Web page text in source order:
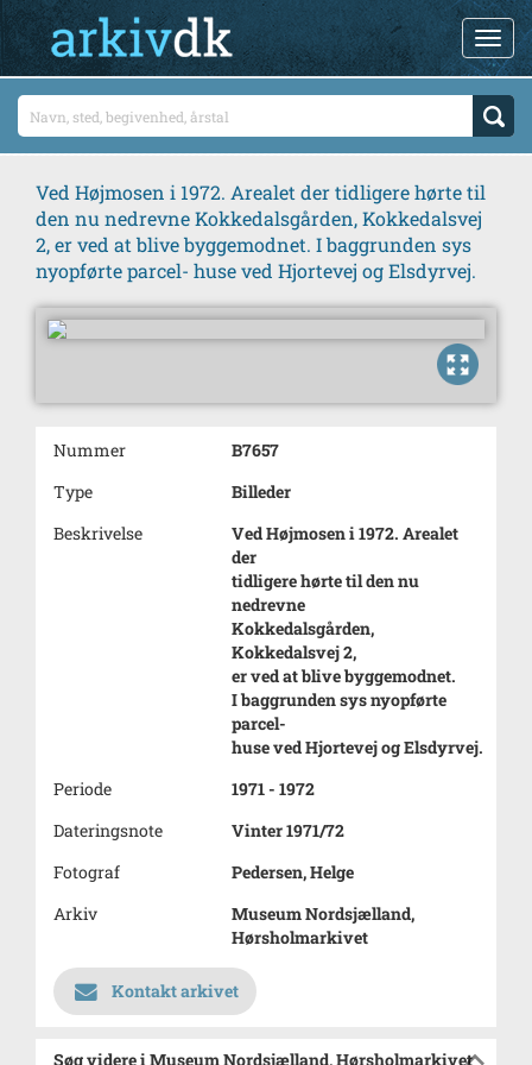
Ved Højmosen i 1972. Arealet der tidligere hørte til
den nu nedrevne Kokkedalsgården, Kokkedalsvej
2, er ved at blive byggemodnet. I baggrunden sys
nyopførte parcel- huse ved Hjortevej og Elsdyrvej.
Nummer
B7657
Type
Billeder
Beskrivelse
Ved Højmosen i 1972. Arealet
der
tidligere hørte til den nu
nedrevne
Kokkedalsgården,
Kokkedalsvej 2,
er ved at blive byggemodnet.
I baggrunden sys nyopførte
parcel-
huse ved Hjortevej og Elsdyrvej.
Periode
1971 - 1972
Dateringsnote
Vinter 1971/72
Fotograf
Pedersen, Helge
Arkiv
Museum Nordsjælland,
Hørsholmarkivet
Kontakt arkivet
Søg videre i Museum Nordsjælland, Hørsholmarkivet